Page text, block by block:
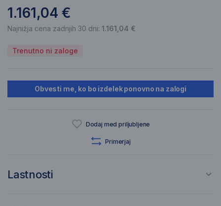
1.161,04 €
Najnižja cena zadnjih 30 dni: 1.161,04 €
Trenutno ni zaloge
Obvesti me, ko bo izdelek ponovno na zalogi
Dodaj med priljubljene
Primerjaj
Lastnosti